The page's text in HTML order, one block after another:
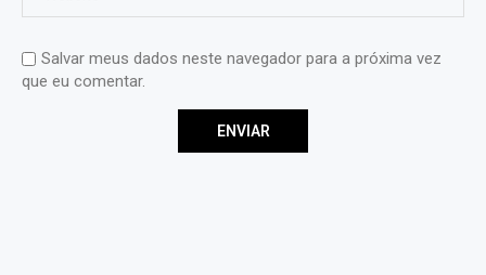
Salvar meus dados neste navegador para a próxima vez
que eu comentar.